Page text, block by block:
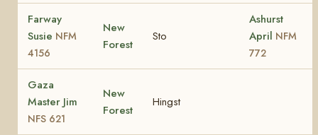
Farway
Susie NFM
4156
New
Forest
Sto
Ashurst
April NFM
772
Gaza
Master Jim
NFS 621
New
Forest
Hingst